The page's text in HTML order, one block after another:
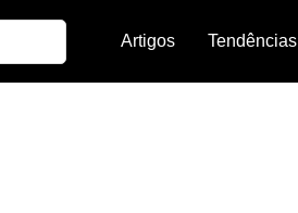
Artigos Tendências